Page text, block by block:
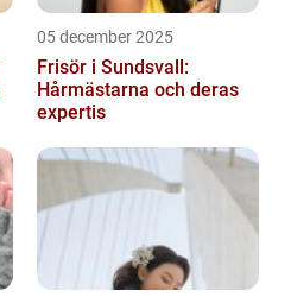
05 december 2025
Frisör i Sundsvall:
Hårmästarna och deras
expertis